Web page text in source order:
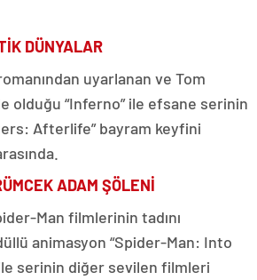
DÜNYALAR
uyarlanan ve Tom
olduğu “Inferno” ile efsane serinin
Afterlife” bayram keyfini
ADAM ŞÖLENİ
Man filmlerinin tadını
animasyon “Spider-Man: Into
serinin diğer sevilen filmleri